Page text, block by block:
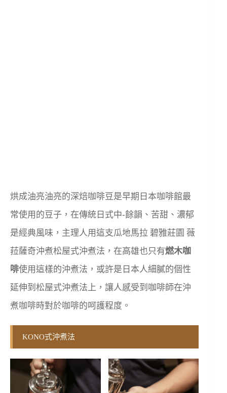
烘成油亮油亮的深焙咖啡豆是早期日本咖啡館最
常使用的豆子，在傳統日式中-餘韻、苦甜、濃郁
是經典風味，主理人用這支瓜地馬拉 碧雅莊園 薇
菈薩奇沖煮松屋式沖煮法，在高雄也只有燃木咖
啡使用這樣的沖煮法，或許是日本人細膩的個性
延伸到松屋式沖煮法上，讓人感受到咖啡師在沖
煮咖啡時對於咖啡的呵護程度。
KONO式沖煮法